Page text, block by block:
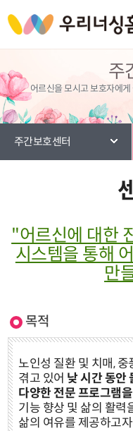
주
어르신을 모시고 보호자에
주간보호센터
"어르신에 대한
시스템을 통해
만
목적
노인성 질환 및 치매,
겪고 있어 낮 시간 동안
다양한 전문 프로그램
기능 향상 및 삶의 활력
삶의 여유를 제공하고